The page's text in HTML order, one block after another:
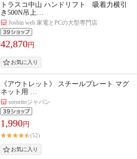
トラスコ中山 ハンドリフト 吸着力横引
き500N吊上…
Joshin web 家電とPCの大型専門店
42,870円
《アウトレット》 スチールプレート マグ
ネット用 …
sororitoジャパン
1,990円
(52)